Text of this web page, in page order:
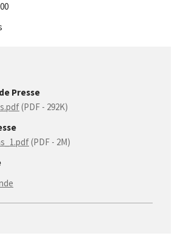
Presse
(PDF - 292K)
(PDF - 2M)